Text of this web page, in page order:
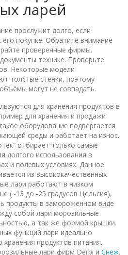
ларей
прослужит долго, если
покупке. Обратите внимание
проверенные фирмы.
технике. Проверьте
Некоторые модели
толстые стенки, поэтому
могут не совпадать.
для хранения продуктов в
для хранения и продажи
оборудование подвергается
среды и работает на износ.
отбирает только самые
долгого использования в
и полевых условиях. Данное
из высококачественных
лари работают в низком
( -13 до -25 градусов Цельсия),
продукты в замороженном виде
собой лари морозильные
а так же формой крышки.
функций лари идеально
хранения продуктов питания.
лари фирм Derbi и Снеж.